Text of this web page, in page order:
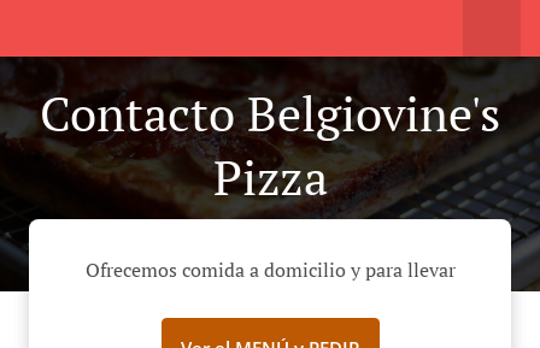
Contacto Belgiovine's
Pizza
Ofrecemos comida a domicilio y para llevar